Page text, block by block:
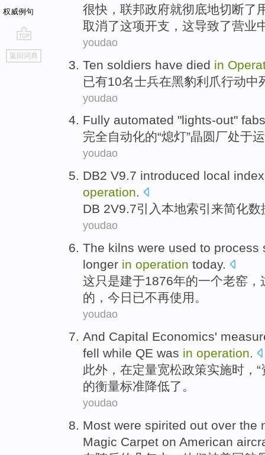
权威例句
go
top
返回词典
很快 ， 联邦政府就彻底地切断了
取消了这项开支， 这导致了营业
youdao
Ten soldiers have died in
已有10名士兵在黑豹利爪行动中
youdao
Fully automated "lights-out" fabs
完全自动化的“熄灯”晶圆厂处于
youdao
DB2 V9.7 introduced local
operation.
DB 2V9.7引入本地索引 来简化数
youdao
The kilns were used to process
longer in operation today.
这只是建于1876年的一个老窑，
的， 今日 已不再使用。
youdao
And Capital Economics'
fell while QE was in operation.
此外， 在定量宽松政策实施时 ，“
的衡量标准降低了 。
youdao
Most were spirited out over the
Magic Carpet on American